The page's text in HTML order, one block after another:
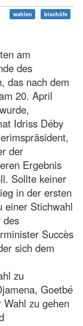
wahlen bischöfe
am
des
das nach dem
20. April
Idriss Déby
der
Ergebnis
Sollte keiner
in der ersten
einer Stichwahl
des
Succès
sich dem
zu
Goetbé
zu gehen